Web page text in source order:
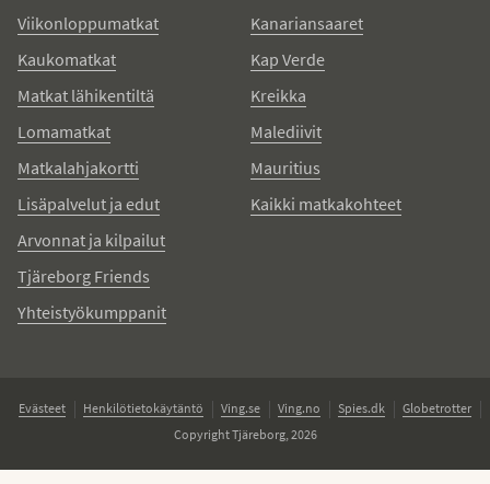
Viikonloppumatkat
Kaukomatkat
Matkat lähikentiltä
Lomamatkat
Matkalahjakortti
Lisäpalvelut ja edut
Arvonnat ja kilpailut
Tjäreborg Friends
Yhteistyökumppanit
Kanariansaaret
Kap Verde
Kreikka
Malediivit
Mauritius
Kaikki matkakohteet
Evästeet Henkilötietokäytäntö Ving.se Ving.no Spies.dk
Globetrotter
Copyright Tjäreborg, 2026